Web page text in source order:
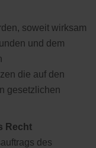
soweit wirksam
und dem
die auf den
gesetzlichen
Recht
des